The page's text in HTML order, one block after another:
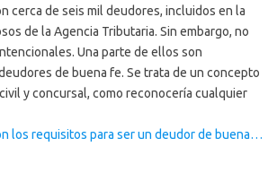
cerca de seis mil deudores, incluidos en la
de la Agencia Tributaria. Sin embargo, no
Una parte de ellos son
de buena fe. Se trata de un concepto
y concursal, como reconocería cualquier
los requisitos para ser un deudor de buena…